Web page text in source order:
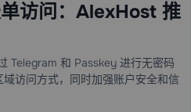
访问：AlexHost 推
Telegram 和 Passkey 进行无密码
访问方式，同时加强账户安全和信